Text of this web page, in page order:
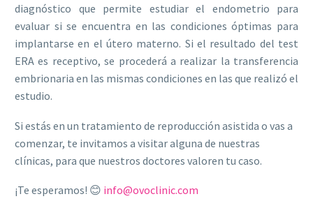
diagnóstico que permite estudiar el endometrio para
evaluar si se encuentra en las condiciones óptimas para
implantarse en el útero materno. Si el resultado del test
ERA es receptivo, se procederá a realizar la transferencia
embrionaria en las mismas condiciones en las que realizó el
estudio.
Si estás en un tratamiento de reproducción asistida o vas a
comenzar, te invitamos a visitar alguna de nuestras
clínicas, para que nuestros doctores valoren tu caso.
¡Te esperamos! 😊 info@ovoclinic.com